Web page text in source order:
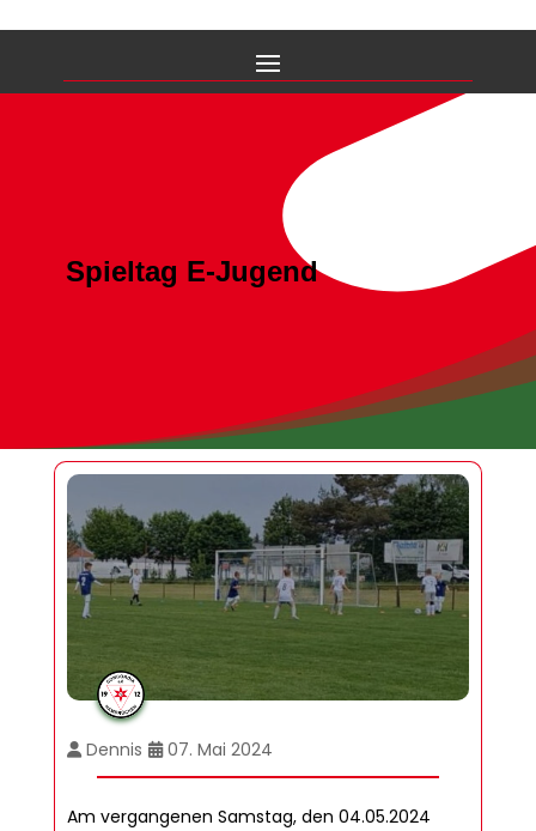
Spieltag E-Jugend
Dennis 07. Mai 2024
Am vergangenen Samstag, den 04.05.2024